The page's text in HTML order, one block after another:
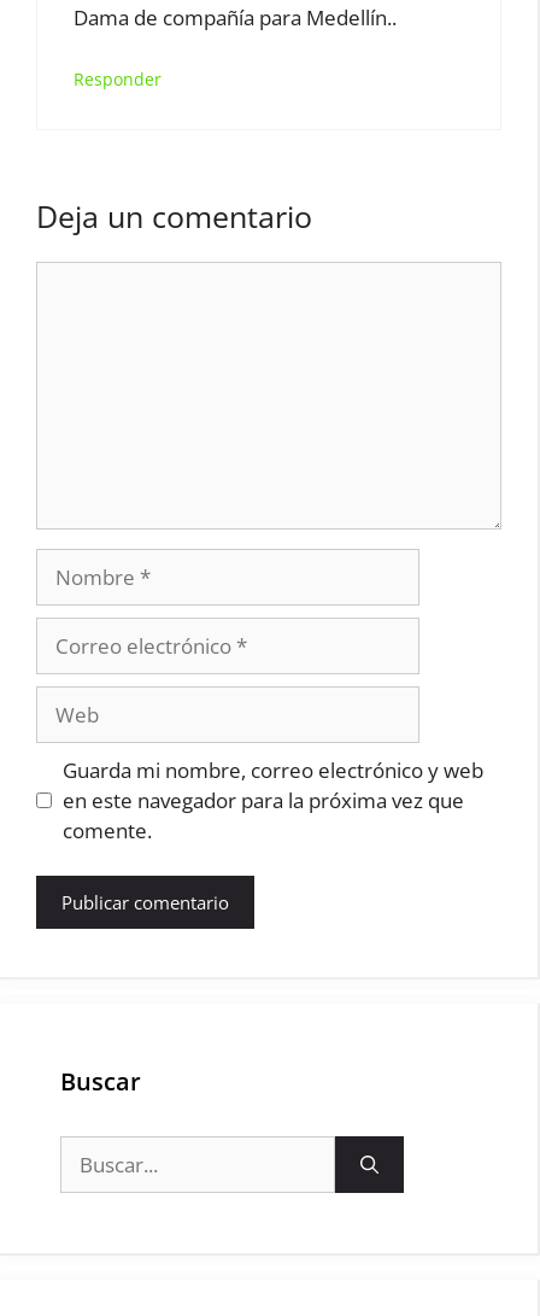
Dama de compañía para Medellín..
Responder
Deja un comentario
electrónico
Guarda mi nombre, correo electrónico y web
en este navegador para la próxima vez que
comente.
Buscar